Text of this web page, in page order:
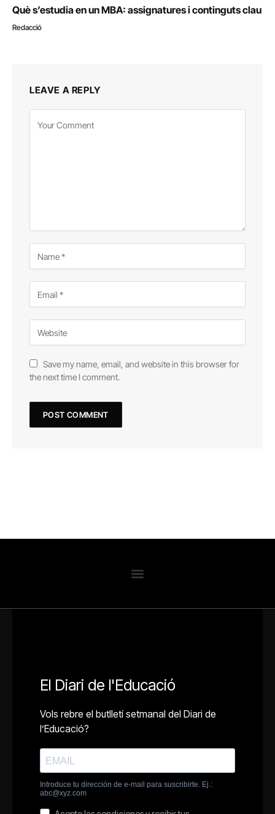
Què s’estudia en un MBA: assignatures i continguts clau
Redacció
LEAVE A REPLY
Save my name, email, and website in this browser for
the next time I comment.